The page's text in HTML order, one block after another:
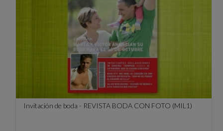
Invitación de boda - REVISTA BODA CON FOTO (MIL1)